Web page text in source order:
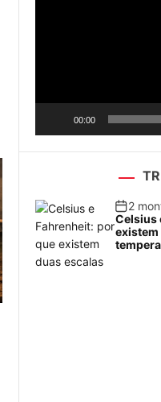
00:00
2
Celsius
existem